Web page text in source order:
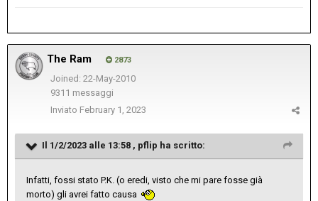
The Ram 2873
Joined: 22-May-2010
9311 messaggi
Inviato February 1, 2023
Il 1/2/2023 alle 13:58 , pflip ha scritto:
Infatti, fossi stato P.K. (o eredi, visto che mi pare fosse già
morto) gli avrei fatto causa